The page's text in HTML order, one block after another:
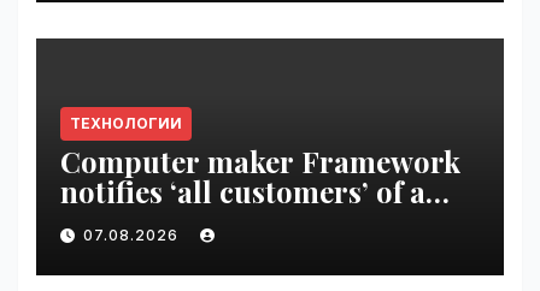
ТЕХНОЛОГИИ
Computer maker Framework
notifies ‘all customers’ of a
data breach | VseTime.ru
07.08.2026